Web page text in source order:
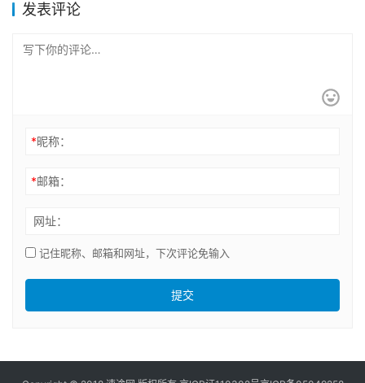
发表评论
*昵称：
*邮箱：
网址：
记住昵称、邮箱和网址，下次评论免输入
提交